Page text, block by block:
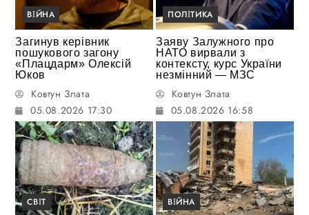
ВІЙНА
Загинув керівник
пошукового загону
«Плацдарм» Олексій
Юков
Ковтун Злата
05.08.2026 17:30
ПОЛІТИКА
Заяву Залужного про
НАТО вирвали з
контексту, курс України
незмінний — МЗС
Ковтун Злата
05.08.2026 16:58
СВІТ ВІЙНА